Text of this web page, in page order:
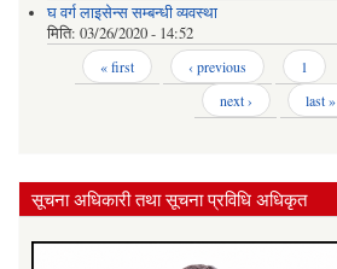
घ वर्ग लाइसेन्स सम्बन्धी व्यवस्था
मिति: 03/26/2020 - 14:52
« first ‹ previous 1
next ›
last »
सूचना अधिकारी तथा सूचना प्रविधि अधिकृत